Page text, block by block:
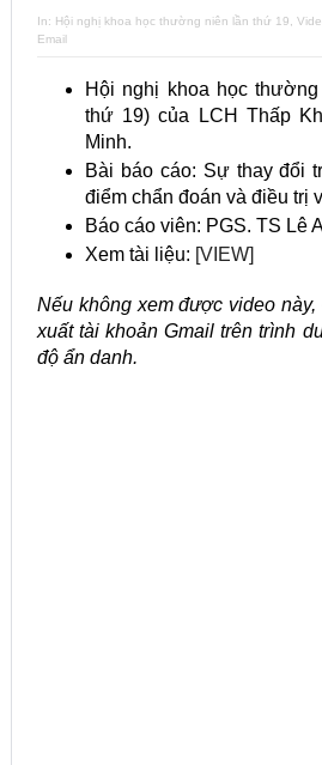
In: Hội nghị khoa học thường niên lần thứ 19
Email
Hội nghị khoa học
thứ 19) của LCH Thấp
Minh.
Bài báo cáo: Sự thay đổi
điểm chẩn đoán và điều trị
Báo cáo viên: PGS. TS Lê
Xem tài liệu: [VIEW]
Nếu không xem được video
xuất tài khoản Gmail trên trình
độ ẩn danh.